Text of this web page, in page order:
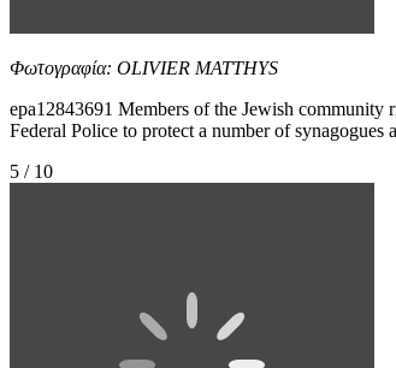
Φωτογραφία: OLIVIER MATTHYS
epa12843691 Members of the Jewish
Federal Police to protect a number of
5 / 10